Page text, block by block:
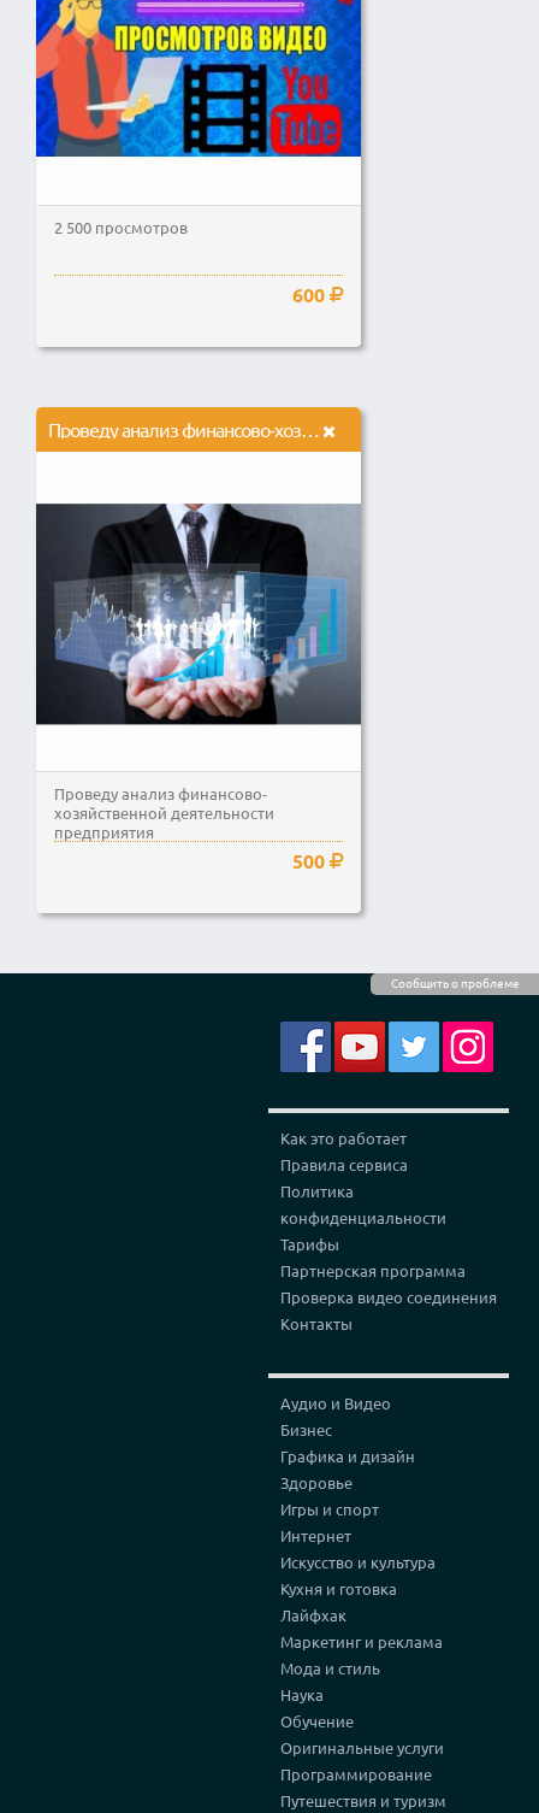
Сообщить о проблеме
2 500 просмотров
600
Проведу анализ финансово-хозяйственной деятельности предприятия
Проведу анализ финансово-
хозяйственной деятельности
предприятия
500
Как это работает
Правила сервиса
Политика
конфиденциальности
Тарифы
Партнерская программа
Проверка видео соединения
Контакты
Аудио и Видео
Бизнес
Графика и дизайн
Здоровье
Игры и спорт
Интернет
Искусство и культура
Кухня и готовка
Лайфхак
Маркетинг и реклама
Мода и стиль
Наука
Обучение
Оригинальные услуги
Программирование
Путешествия и туризм